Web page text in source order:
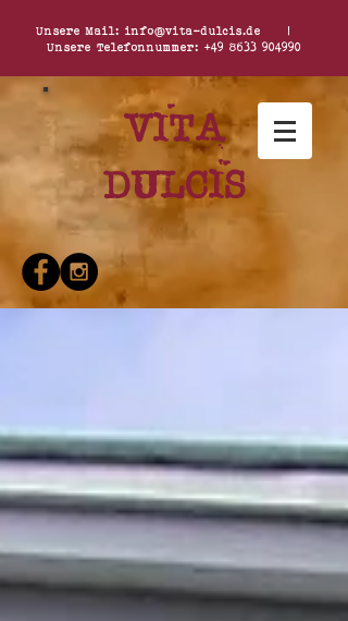
Unsere Mail: info@vita-dulcis.de |
Unsere Telefonnummer: +49 8633 904990
Vita
dulcis